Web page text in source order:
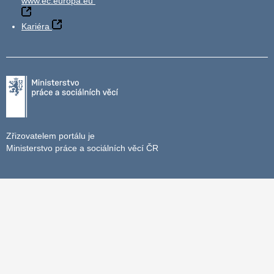
Kariéra
Zřizovatelem portálu je
Ministerstvo práce a sociálních věcí ČR